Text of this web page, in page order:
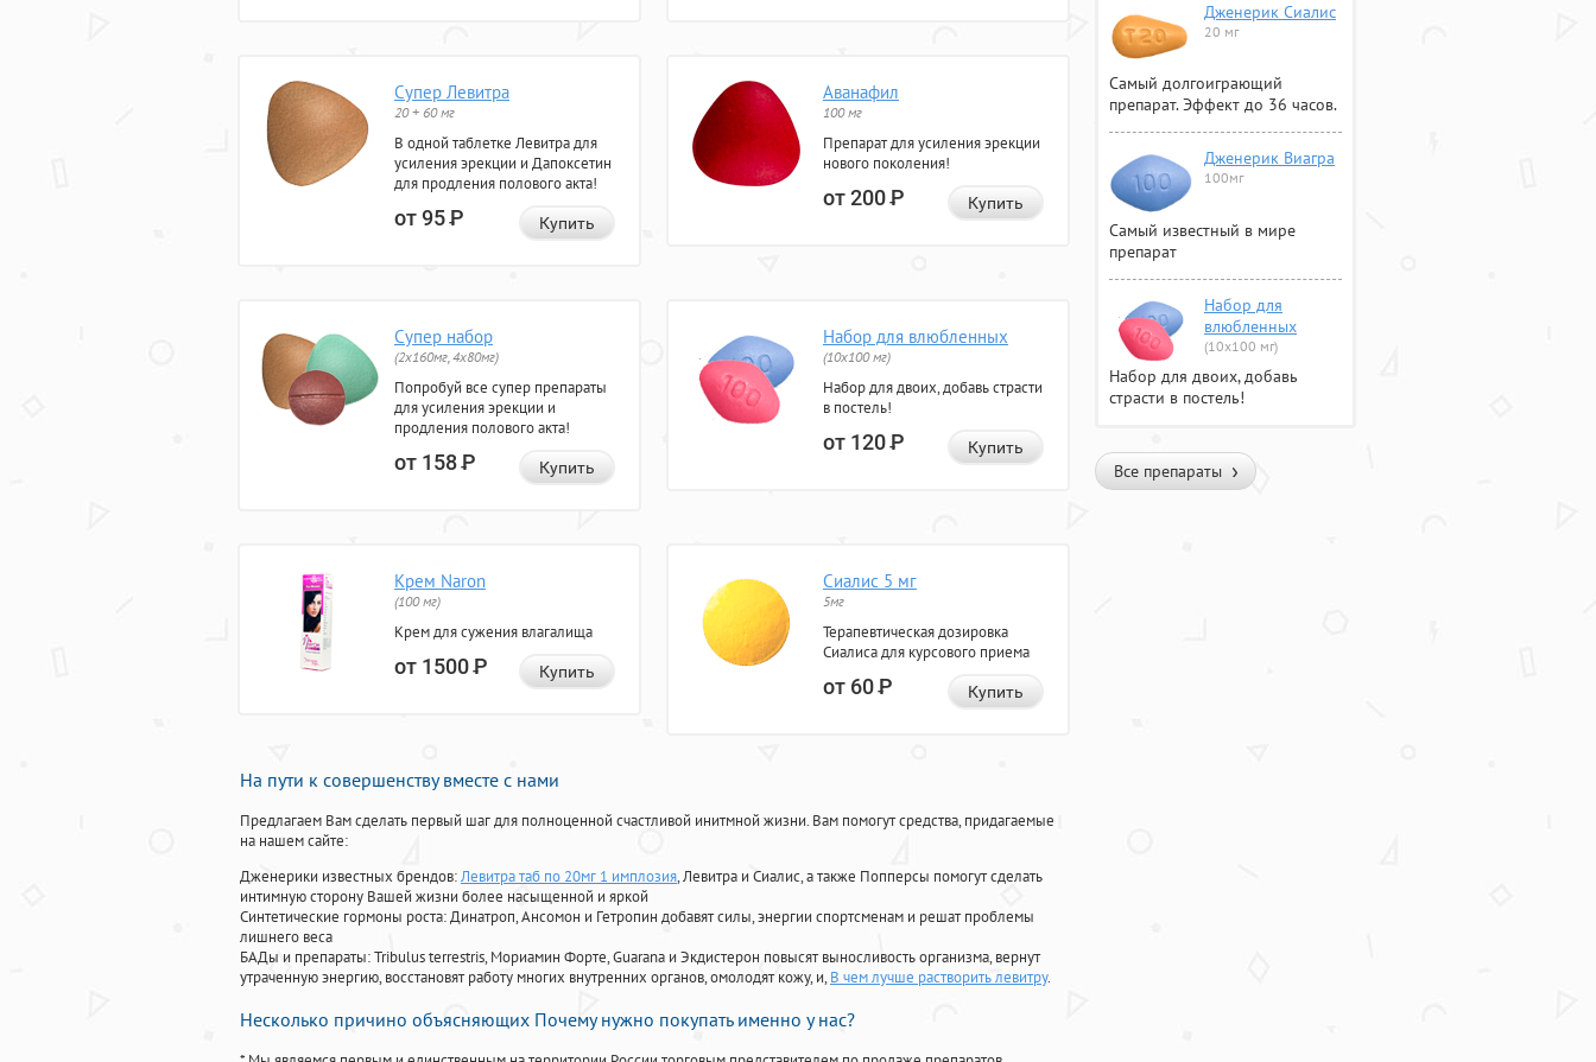
Супер Левитра
20 + 60 мг
В одной таблетке Левитра для
усиления эрекции и Дапоксетин
для продления полового акта!
от 95Р Купить
Аванафил
100 мг
Препарат для усиления эрекции
нового поколения!
от 200Р Купить
Супер набор
(2х160мг, 4х80мг)
Попробуй все супер препараты
для усиления эрекции и
продления полового акта!
от 158Р Купить
Набор для влюбленных
(10х100 мг)
Набор для двоих, добавь страсти
в постель!
от 120Р Купить
Крем Naron
(100 мг)
Крем для сужения влагалища
от 1500Р Купить
Сиалис 5 мг
5мг
Терапевтическая дозировка
Сиалиса для курсового приема
от 60Р Купить
На пути к совершенству вместе с нами
Предлагаем Вам сделать первый шаг для полноценной счастливой инитмной жизни. Вам помогут средства, придагаемые
на нашем сайте:
Дженерики известных брендов:Левитра таб по 20мг 1 имплозия, Левитра и Сиалис, а также Попперсы помогут сделать
интимную сторону Вашей жизни более насыщенной и яркой
Синтетические гормоны роста: Динатроп, Ансомон и Гетропин добавят силы, энергии спортсменам и решат проблемы
лишнего веса
БАДы и препараты:Tribulus terrestris, Мориамин Форте, Guarana и Экдистерон повысят выносливость организма, вернут
утраченную энергию, восстановят работу многих внутренних органов, омолодят кожу, и, В чем лучше растворить левитру.
Несколько причино объясняющих Почему нужно покупать именно у нас?
Дженерик Сиалис
20 мг
Самый долгоиграющий
препарат. Эффект до 36 часов.
Дженерик Виагра
100мг
Самый известный в мире
препарат
Набор для
влюбленных
(10х100 мг)
Набор для двоих, добавь
страсти в постель!
Все препараты